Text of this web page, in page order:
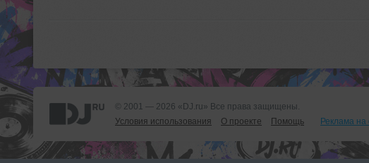
© 2001 — 2026 «DJ.ru» Все права защищены.
Условия использования
О проекте Помощь Реклама на